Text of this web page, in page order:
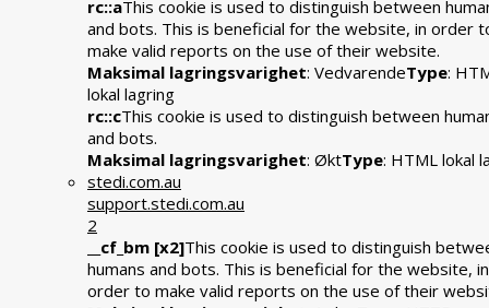
rc::aThis cookie is used to distinguish between
and bots. This is beneficial for the website, in order
make valid reports on the use of their website.
Maksimal lagringsvarighet: VedvarendeType:
lokal lagring
rc::cThis cookie is used to distinguish between
and bots.
Maksimal lagringsvarighet: ØktType: HTML lokal
stedi.com.au
support.stedi.com.au
2
__cf_bm [x2]This cookie is used to distinguish
humans and bots. This is beneficial for the website, in
order to make valid reports on the use of their